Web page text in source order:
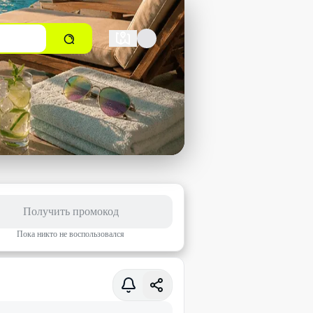
Получить промокод
Пока никто не воспользовался